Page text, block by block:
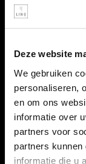
Deze website
We gebruiken
personaliseren,
en om ons
informatie over
partners voor
partners
informatie die u
LINKS
Klacht